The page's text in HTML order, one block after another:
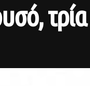
τρία